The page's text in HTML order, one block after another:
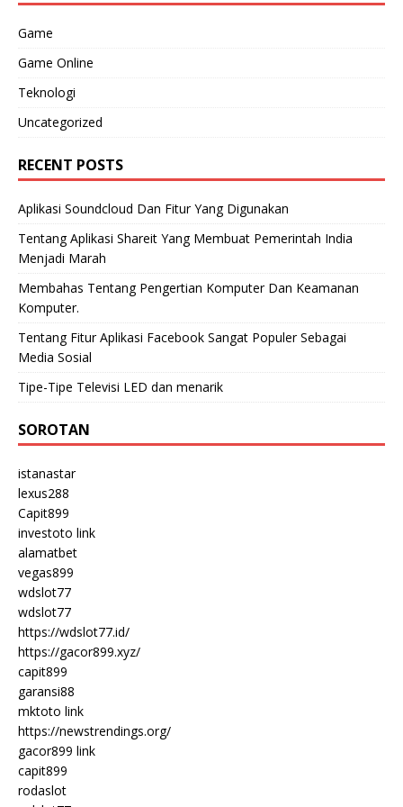
Game
Game Online
Teknologi
Uncategorized
RECENT POSTS
Aplikasi Soundcloud Dan Fitur Yang Digunakan
Tentang Aplikasi Shareit Yang Membuat Pemerintah India
Menjadi Marah
Membahas Tentang Pengertian Komputer Dan Keamanan
Komputer.
Tentang Fitur Aplikasi Facebook Sangat Populer Sebagai
Media Sosial
Tipe-Tipe Televisi LED dan menarik
SOROTAN
istanastar
lexus288
Capit899
investoto link
alamatbet
vegas899
wdslot77
wdslot77
https://wdslot77.id/
https://gacor899.xyz/
capit899
garansi88
mktoto link
https://newstrendings.org/
gacor899 link
capit899
rodaslot